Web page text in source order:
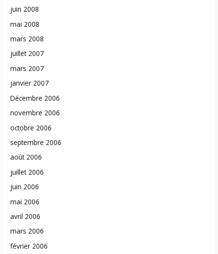
juin 2008
mai 2008
mars 2008
juillet 2007
mars 2007
janvier 2007
Décembre 2006
novembre 2006
octobre 2006
septembre 2006
août 2006
juillet 2006
juin 2006
mai 2006
avril 2006
mars 2006
février 2006